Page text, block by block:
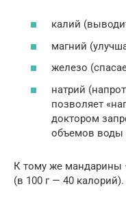
калий
магний
железо
натрий
позволяет
доктором
объемов воды
К тому же мандарины
(в 100 г — 40 калорий).